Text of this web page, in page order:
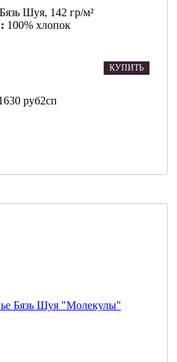
Бязь Шуя, 142 гр/м²
100% хлопок
КУПИТЬ
руб2сп